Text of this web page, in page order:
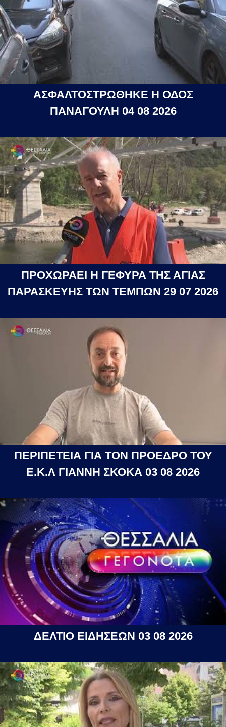
ΑΣΦΑΛΤΟΣΤΡΩΘΗΚΕ Η ΟΔΟΣ
ΠΑΝΑΓΟΥΛΗ 04 08 2026
ΠΡΟΧΩΡΑΕΙ Η ΓΕΦΥΡΑ ΤΗΣ ΑΓΙΑΣ
ΠΑΡΑΣΚΕΥΗΣ ΤΩΝ ΤΕΜΠΩΝ 29 07 2026
ΠΕΡΙΠΕΤΕΙΑ ΓΙΑ ΤΟΝ ΠΡΟΕΔΡΟ ΤΟΥ
Ε.Κ.Λ ΓΙΑΝΝΗ ΣΚΟΚΑ 03 08 2026
ΔΕΛΤΙΟ ΕΙΔΗΣΕΩΝ 03 08 2026